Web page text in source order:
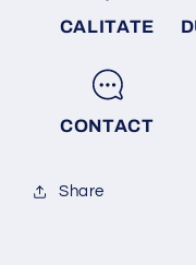
CALITATE
CONTACT
Share